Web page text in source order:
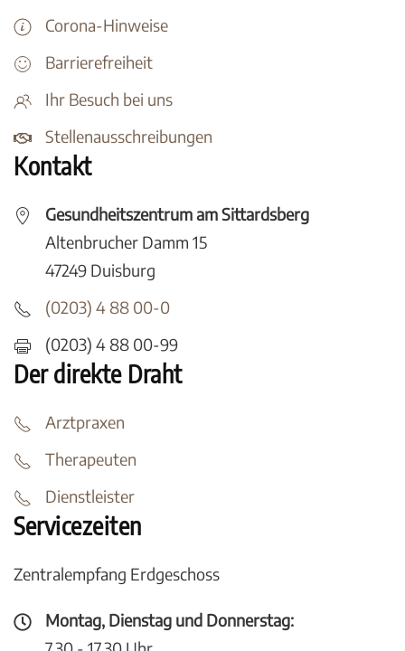
Corona-Hinweise
Barrierefreiheit
Ihr Besuch bei uns
Stellenausschreibungen
Kontakt
Gesundheitszentrum am Sittardsberg
Altenbrucher Damm 15
47249 Duisburg
(0203) 4 88 00-0
(0203) 4 88 00-99
Der direkte Draht
Arztpraxen
Therapeuten
Dienstleister
Servicezeiten
Zentralempfang Erdgeschoss
Montag, Dienstag und Donnerstag: